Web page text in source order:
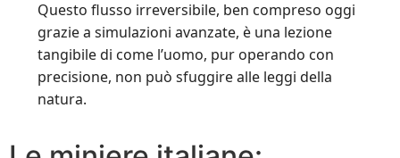
Questo flusso irreversibile, ben compreso oggi
grazie a simulazioni avanzate, è una lezione
tangibile di come l’uomo, pur operando con
precisione, non può sfuggire alle leggi della
natura.